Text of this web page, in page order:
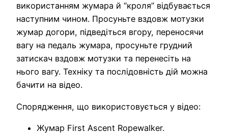
використанням жумара й “кроля” відбувається
наступним чином. Просуньте вздовж мотузки
жумар догори, підведіться вгору, переносячи
вагу на педаль жумара, просуньте грудний
затискач вздовж мотузки та перенесіть на
нього вагу. Техніку та послідовність дій можна
бачити на відео.
Спорядження, що використовується у відео:
Жумар First Ascent Ropewalker.